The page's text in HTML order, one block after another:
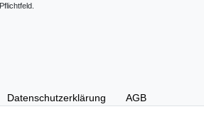
Pflichtfeld.
Daten­schutz­erklärung AGB